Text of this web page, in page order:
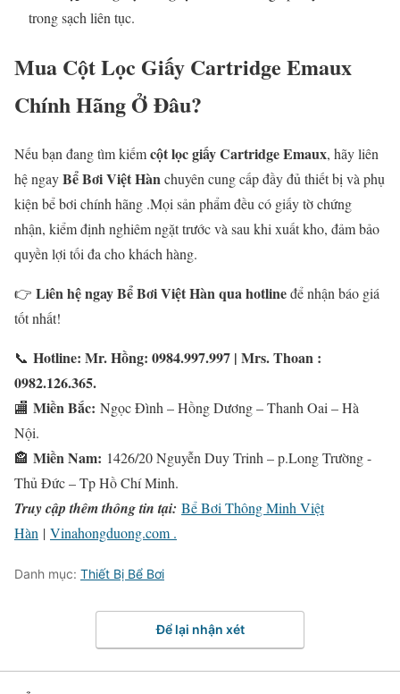
trong sạch liên tục.
Mua Cột Lọc Giấy Cartridge Emaux
Chính Hãng Ở Đâu?
Nếu bạn đang tìm kiếmcột lọc giấy Cartridge Emaux, hãy liên
hệ ngayBể Bơi Việt Hànchuyên cung cấp đầy đủ thiết bị và phụ
kiện bể bơi chính hãng .Mọi sản phẩm đều có giấy tờ chứng
nhận, kiểm định nghiêm ngặt trước và sau khi xuất kho, đảm bảo
quyền lợi tối đa cho khách hàng.
👉 Liên hệ ngay Bể Bơi Việt Hàn qua hotlineđể nhận báo giá
tốt nhất!
📞 Hotline: Mr. Hồng: 0984.997.997 | Mrs. Thoan :
0982.126.365.
🏬 Miền Bắc: Ngọc Đình – Hồng Dương – Thanh Oai – Hà
Nội.
🏤 Miền Nam: 1426/20 Nguyễn Duy Trinh – p.Long Trường -
Thủ Đức – Tp Hồ Chí Minh.
Truy cập thêm thông tin tại: Bể Bơi Thông Minh Việt
Hàn | Vinahongduong.com .
Danh mục: Thiết Bị Bể Bơi
Để lại nhận xét